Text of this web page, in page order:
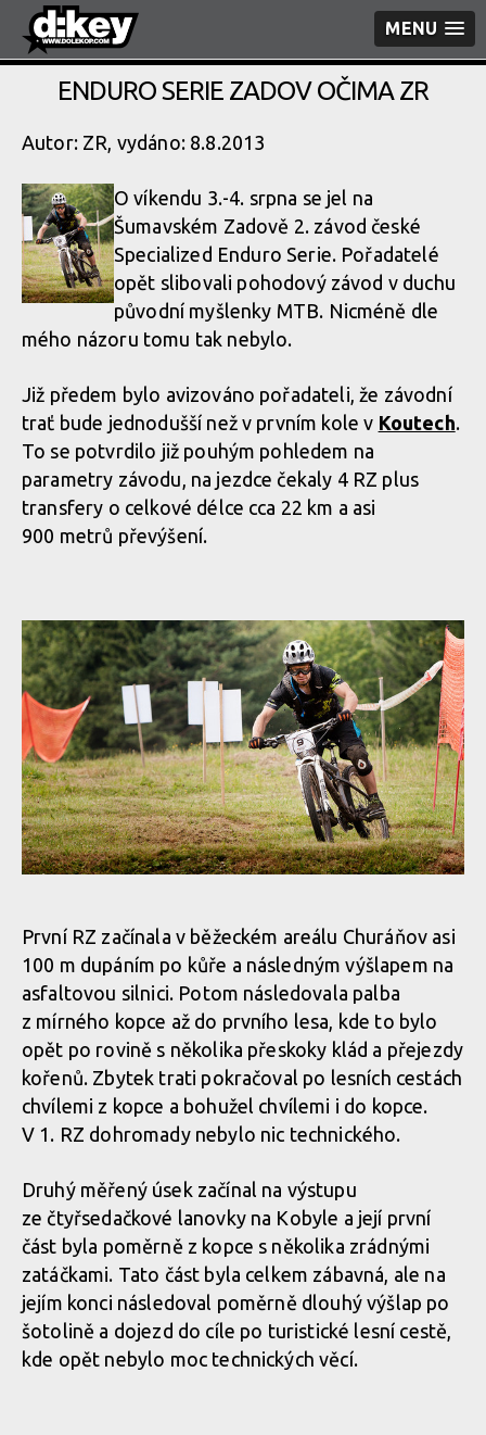
MENU
ENDURO SERIE ZADOV OČIMA ZR
Autor: ZR, vydáno: 8.8.2013
O víkendu 3.-4. srpna se jel na
Šumavském Zadově 2. závod české
Specialized Enduro Serie. Pořadatelé
opět slibovali pohodový závod v duchu
původní myšlenky MTB. Nicméně dle
mého názoru tomu tak nebylo.
Již předem bylo avizováno pořadateli, že závodní
trať bude jednodušší než v prvním kole v Koutech.
To se potvrdilo již pouhým pohledem na
parametry závodu, na jezdce čekaly 4 RZ plus
transfery o celkové délce cca 22 km a asi
900 metrů převýšení.
První RZ začínala v běžeckém areálu Churáňov asi
100 m dupáním po kůře a následným výšlapem na
asfaltovou silnici. Potom následovala palba
z mírného kopce až do prvního lesa, kde to bylo
opět po rovině s několika přeskoky klád a přejezdy
kořenů. Zbytek trati pokračoval po lesních cestách
chvílemi z kopce a bohužel chvílemi i do kopce.
V 1. RZ dohromady nebylo nic technického.
Druhý měřený úsek začínal na výstupu
ze čtyřsedačkové lanovky na Kobyle a její první
část byla poměrně z kopce s několika zrádnými
zatáčkami. Tato část byla celkem zábavná, ale na
jejím konci následoval poměrně dlouhý výšlap po
šotolině a dojezd do cíle po turistické lesní cestě,
kde opět nebylo moc technických věcí.